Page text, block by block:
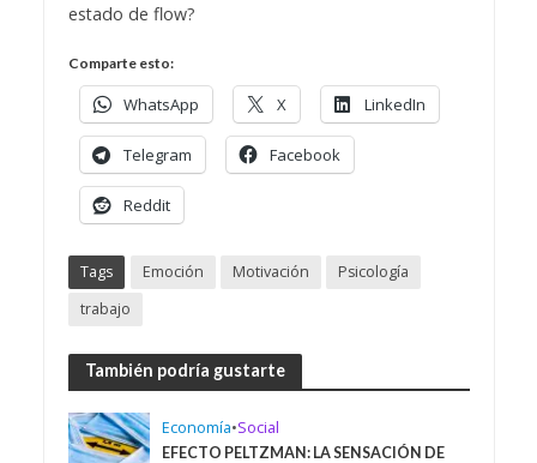
estado de flow?
Comparte esto:
WhatsApp X LinkedIn
Telegram Facebook
Reddit
Tags Emoción Motivación
Psicología
trabajo
También podría gustarte
Economía•Social
EFECTO PELTZMAN: LA SENSACIÓN DE